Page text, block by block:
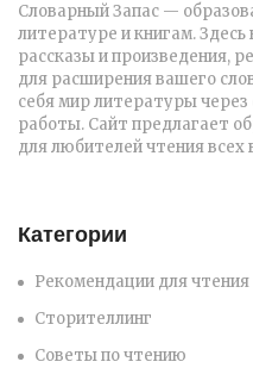
Словарный Запас —
литературе и книгам.
рассказы и произведения,
для расширения вашего
себя мир литературы через
работы. Сайт предлагает
для любителей чтения всех
Категории
Рекомендации для чтения
Сторителлинг
Советы по чтению